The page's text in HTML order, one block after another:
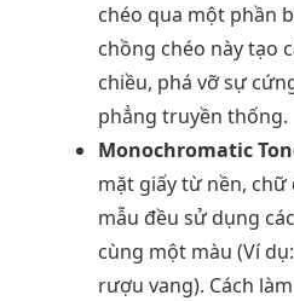
chéo qua một phần
chồng chéo này tạo
chiều, phá vỡ sự
phẳng truyền thống.
Monochromatic
mặt giấy từ nền, chữ
mẫu đều sử dụng
cùng một màu (Ví
rượu vang). Cách